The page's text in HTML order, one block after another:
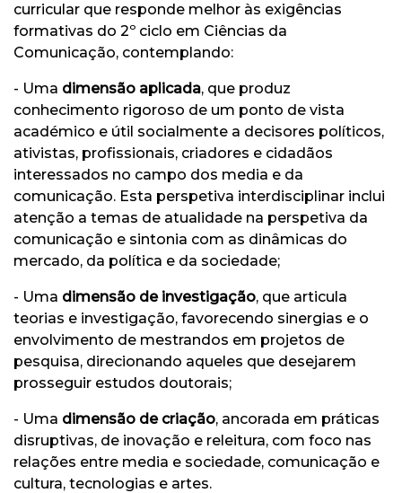
curricular que responde melhor às exigências
formativas do 2º ciclo em Ciências da
Comunicação, contemplando:
- Uma dimensão aplicada, que produz
conhecimento rigoroso de um ponto de vista
académico e útil socialmente a decisores políticos,
ativistas, profissionais, criadores e cidadãos
interessados no campo dos media e da
comunicação. Esta perspetiva interdisciplinar inclui
atenção a temas de atualidade na perspetiva da
comunicação e sintonia com as dinâmicas do
mercado, da política e da sociedade;
- Uma dimensão de investigação, que articula
teorias e investigação, favorecendo sinergias e o
envolvimento de mestrandos em projetos de
pesquisa, direcionando aqueles que desejarem
prosseguir estudos doutorais;
- Uma dimensão de criação, ancorada em práticas
disruptivas, de inovação e releitura, com foco nas
relações entre media e sociedade, comunicação e
cultura, tecnologias e artes.